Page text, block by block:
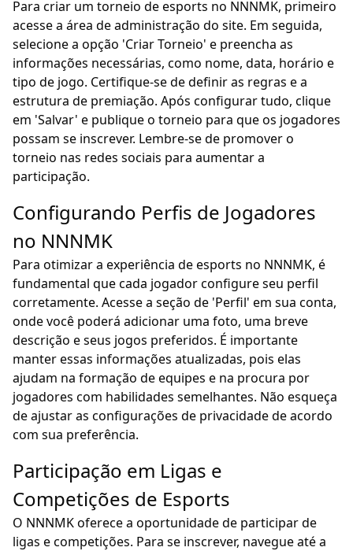
Para criar um torneio de esports no NNNMK, primeiro
acesse a área de administração do site. Em seguida,
selecione a opção 'Criar Torneio' e preencha as
informações necessárias, como nome, data, horário e
tipo de jogo. Certifique-se de definir as regras e a
estrutura de premiação. Após configurar tudo, clique
em 'Salvar' e publique o torneio para que os jogadores
possam se inscrever. Lembre-se de promover o
torneio nas redes sociais para aumentar a
participação.
Configurando Perfis de Jogadores
no NNNMK
Para otimizar a experiência de esports no NNNMK, é
fundamental que cada jogador configure seu perfil
corretamente. Acesse a seção de 'Perfil' em sua conta,
onde você poderá adicionar uma foto, uma breve
descrição e seus jogos preferidos. É importante
manter essas informações atualizadas, pois elas
ajudam na formação de equipes e na procura por
jogadores com habilidades semelhantes. Não esqueça
de ajustar as configurações de privacidade de acordo
com sua preferência.
Participação em Ligas e
Competições de Esports
O NNNMK oferece a oportunidade de participar de
ligas e competições. Para se inscrever, navegue até a